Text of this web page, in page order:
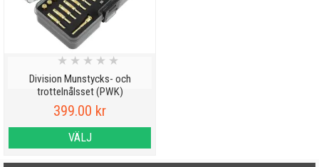
Division Munstycks- och
trottelnålsset (PWK)
★ ★ ★ ★ ★
399.00 kr
VÄLJ